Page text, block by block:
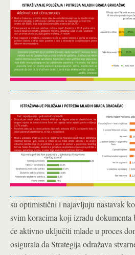
su optimistični i najavljuju nastavak
svim koracima koji izradu dokumenta
će aktivno uključiti mlade u proces
osigurala da Strategija odražava